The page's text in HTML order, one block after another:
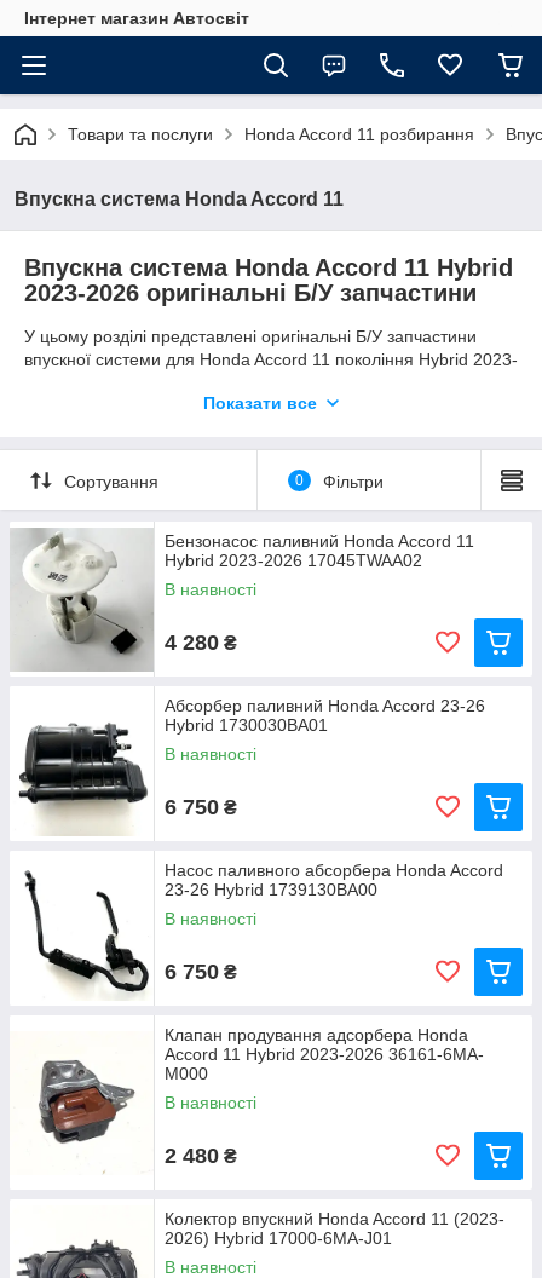
Інтернет магазин Автосвіт
Товари та послуги Honda Accord 11 розбирання
Впускна система Honda Accord 11
Впускна система Honda Accord 11 Hybrid
2023-2026 оригінальні Б/У запчастини
У цьому розділі представлені оригінальні Б/У запчастини
впускної системи для Honda Accord 11 покоління Hybrid 2023-
XI Hybrid, проходять перевірку стану та повністю готові до
Показати все
Сортування 0 Фільтри
Бензонасос паливний Honda Accord 11
Hybrid 2023-2026 17045TWAA02
В наявності
4 280 ₴
Абсорбер паливний Honda Accord 23-26
Hybrid 1730030BA01
В наявності
6 750 ₴
Насос паливного абсорбера Honda Accord
23-26 Hybrid 1739130BA00
В наявності
6 750 ₴
Клапан продування адсорбера Honda
Accord 11 Hybrid 2023-2026 36161-6MA-
M000
В наявності
2 480 ₴
Колектор впускний Honda Accord 11 (2023-
2026) Hybrid 17000-6MA-J01
В наявності